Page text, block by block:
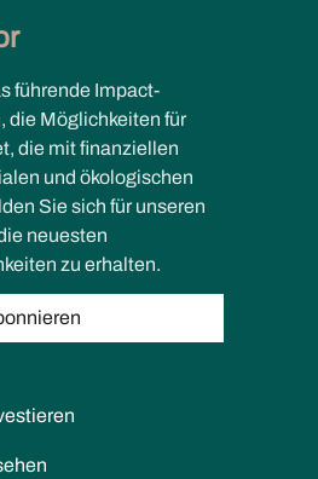
führende Impact-
die Möglichkeiten für
die mit finanziellen
und ökologischen
Sie sich für unseren
neuesten
zu erhalten.